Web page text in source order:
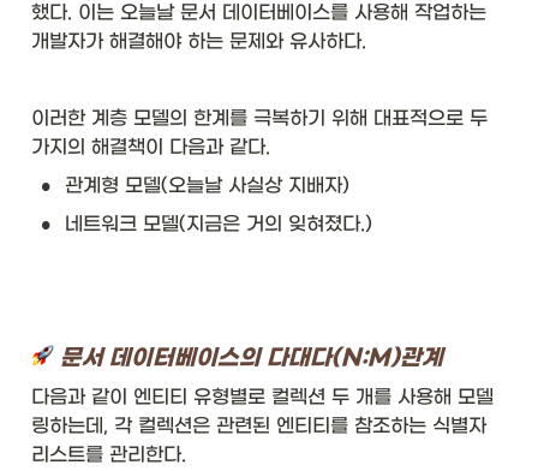
했다. 이는 오늘날 문서 데이터베이스를 사용해 작업하는
개발자가 해결해야 하는 문제와 유사하다.
이러한 계층 모델의 한계를 극복하기 위해 대표적으로 두
가지의 해결책이 다음과 같다.
• 관계형 모델(오늘날 사실상 지배자)
• 네트워크 모델(지금은 거의 잊혀졌다.)
문서 데이터베이스의 다대다(N:M)관계
다음과 같이 엔티티 유형별로 컬렉션 두 개를 사용해 모델
링하는데, 각 컬렉션은 관련된 엔티티를 참조하는 식별자
리스트를 관리한다.